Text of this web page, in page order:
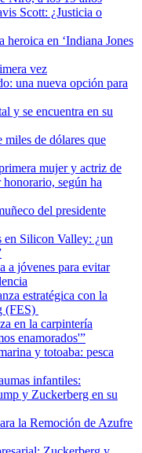
Scott: ¿Justicia o
heroica en ‘Indiana Jones
vez
una nueva opción para
y se encuentra en su
de dólares que
mujer y actriz de
según ha
del presidente
en Silicon Valley: ¿un
a jóvenes para evitar
estratégica con la
(FES)
en la carpintería
enamorados'”
y totoaba: pesca
infantiles:
y Zuckerberg en su
la Remoción de Azufre